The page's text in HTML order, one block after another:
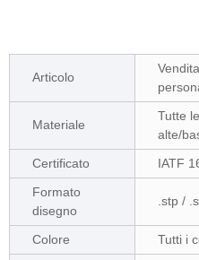
Articolo
Materiale
Tutte
alte/
Certificato
IATF
Formato
disegno
.stp /
Colore
Tutti i